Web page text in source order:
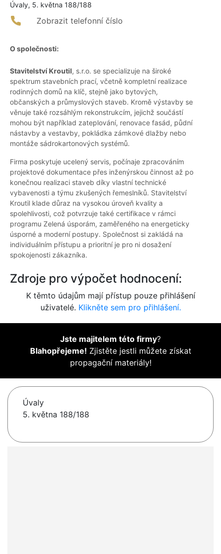
Úvaly, 5. května 188/188
Zobrazit telefonní číslo
O společnosti:
Stavitelství Kroutil, s.r.o. se specializuje na široké
spektrum stavebních prací, včetně kompletní realizace
rodinných domů na klíč, stejně jako bytových,
občanských a průmyslových staveb. Kromě výstavby se
věnuje také rozsáhlým rekonstrukcím, jejichž součástí
mohou být například zateplování, renovace fasád, půdní
nástavby a vestavby, pokládka zámkové dlažby nebo
montáže sádrokartonových systémů.
Firma poskytuje ucelený servis, počínaje zpracováním
projektové dokumentace přes inženýrskou činnost až po
konečnou realizaci staveb díky vlastní technické
vybavenosti a týmu zkušených řemeslníků. Stavitelství
Kroutil klade důraz na vysokou úroveň kvality a
spolehlivosti, což potvrzuje také certifikace v rámci
programu Zelená úsporám, zaměřeného na energeticky
úsporné a moderní postupy. Společnost si zakládá na
individuálním přístupu a prioritní je pro ni dosažení
spokojenosti zákazníka.
Zdroje pro výpočet hodnocení:
K těmto údajům mají přístup pouze přihlášení
uživatelé. Klikněte sem pro přihlášení.
Jste majitelem této firmy?
Blahopřejeme! Zjistěte jestli můžete získat
propagační materiály!
Úvaly
5. května 188/188